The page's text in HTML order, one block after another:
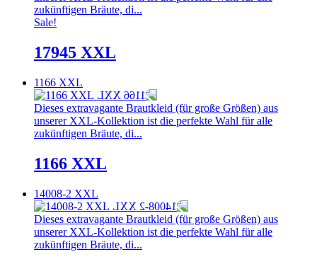
zukünftigen Bräute, di...
Sale!
17945 XXL
1166 XXL
Dieses extravagante Brautkleid (für große Größen) aus
unserer XXL-Kollektion ist die perfekte Wahl für alle
zukünftigen Bräute, di...
1166 XXL
14008-2 XXL
Dieses extravagante Brautkleid (für große Größen) aus
unserer XXL-Kollektion ist die perfekte Wahl für alle
zukünftigen Bräute, di...